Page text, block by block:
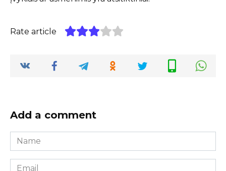
Rate article
Add a comment
Name
*
Email